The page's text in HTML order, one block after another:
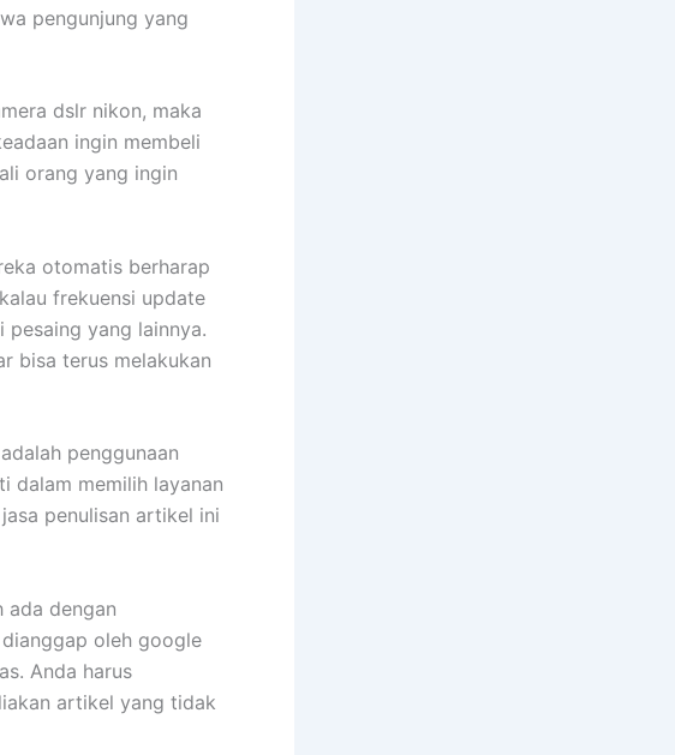
pengunjung yang
dslr nikon, maka
ingin membeli
orang yang ingin
otomatis berharap
frekuensi update
yang lainnya.
bisa terus melakukan
penggunaan
dalam memilih layanan
penulisan artikel ini
ada dengan
oleh google
Anda harus
artikel yang tidak